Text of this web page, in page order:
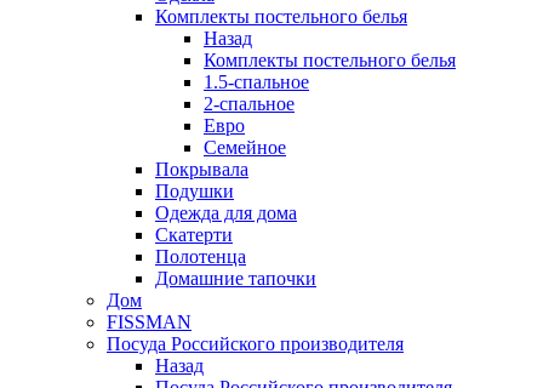
Комплекты постельного белья
Назад
Комплекты постельного белья
1.5-спальное
2-спальное
Евро
Семейное
Покрывала
Подушки
Одежда для дома
Скатерти
Полотенца
Домашние тапочки
Дом
FISSMAN
Посуда Российского производителя
Назад